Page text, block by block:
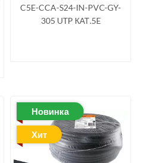
C5E-CCA-S24-IN-PVC-GY-
305 UTP КАТ.5E
Новинка
Хит